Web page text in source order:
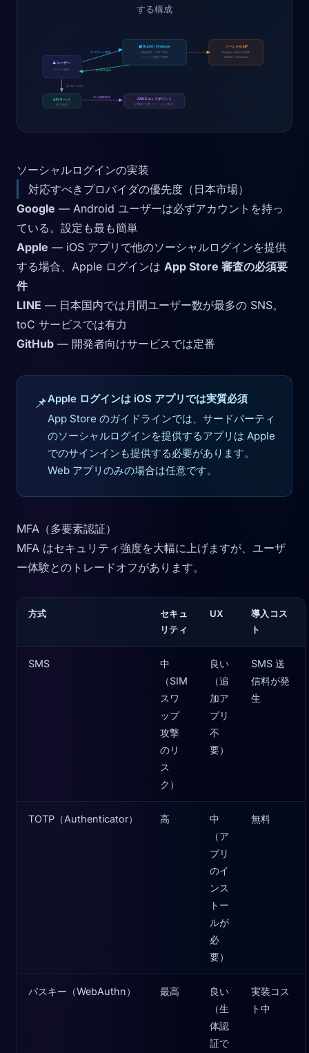
する構成
👤 ユーザー
ログイン操作
① ログイン画面
🔐 Auth0 / Firebase
認証処理 → JWT 発行
ソーシャル連携 / MFA
② JWT 返却
③ JWT を添付
API サーバ
JWT 検証
④ 公開鍵取得 JWKS エンドポイント
公開鍵を公開（キャッシュ推奨）
ソーシャル IdP
Google / Apple / LINE
GitHub / Facebook
ソーシャルログインの実装
対応すべきプロバイダの優先度（日本市場）
Google — Android ユーザーは必ずアカウントを持っ
ている。設定も最も簡単
Apple — iOS アプリで他のソーシャルログインを提供
する場合、Apple ログインは App Store 審査の必須要
件
LINE — 日本国内では月間ユーザー数が最多の SNS。
toC サービスでは有力
GitHub — 開発者向けサービスでは定番
📌Apple ログインは iOS アプリでは実質必須
App Store のガイドラインでは、サードパーティ
のソーシャルログインを提供するアプリは Apple
でのサインインも提供する必要があります。
Web アプリのみの場合は任意です。
MFA（多要素認証）
MFA はセキュリティ強度を大幅に上げますが、ユーザ
ー体験とのトレードオフがあります。
方式
セキュ
リティ
UX
導入コス
ト
SMS
中
（SIM
スワ
ップ
攻撃
のリ
ス
ク）
良い
（追
加ア
プリ
不
要）
SMS 送
信料が発
生
TOTP（Authenticator） 高
中
（ア
プリ
のイ
ンス
トー
ルが
必
要）
無料
パスキー（WebAuthn） 最高
良い
（生
体認
証で
実装コス
ト中